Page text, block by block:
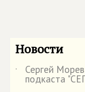
Новости
˙ Сергей
подкаста